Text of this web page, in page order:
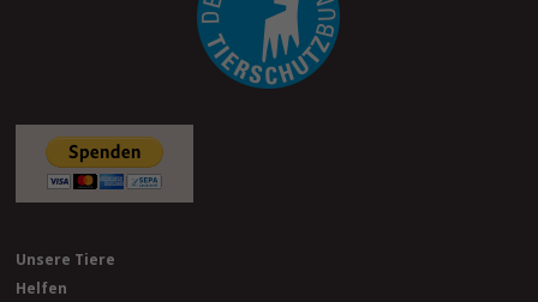
Unsere Tiere
Helfen